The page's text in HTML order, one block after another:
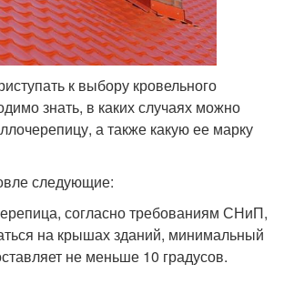
к выбору кровельного
знать, в каких случаях можно
а также какую ее марку
следующие:
согласно требованиям СНиП,
на крышах зданий, минимальный
не меньше 10 градусов.